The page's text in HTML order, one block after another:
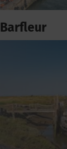
Barfleur